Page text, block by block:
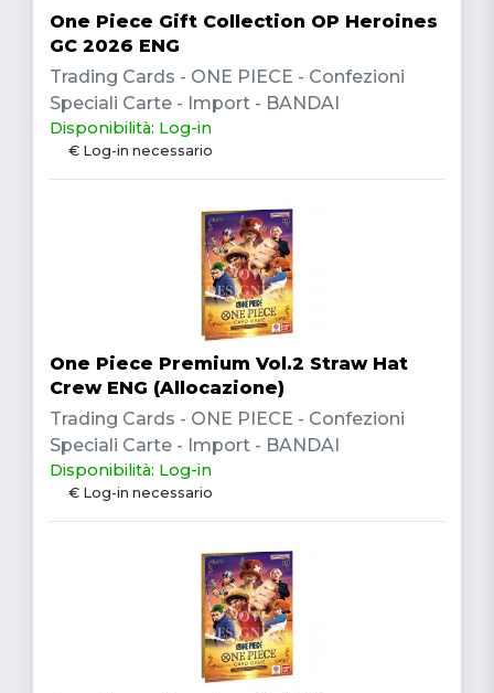
One Piece Gift Collection OP Heroines
GC 2026 ENG
Trading Cards - ONE PIECE - Confezioni
Speciali Carte - Import - BANDAI
Disponibilità: Log-in
€ Log-in necessario
One Piece Premium Vol.2 Straw Hat
Crew ENG (Allocazione)
Trading Cards - ONE PIECE - Confezioni
Speciali Carte - Import - BANDAI
Disponibilità: Log-in
€ Log-in necessario